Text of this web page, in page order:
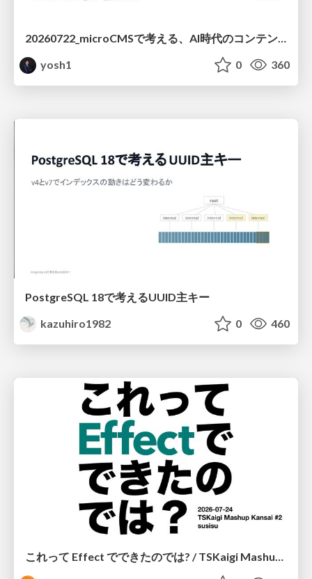
20260722_microCMSで考える、AI時代のコンテンツ運用設計
yosh1
0 360
PostgreSQL 18で考えるUUID主キー
kazuhiro1982
0 460